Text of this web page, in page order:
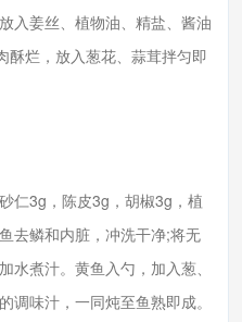
入姜丝、植物油、精盐、酱油
酥烂，放入葱花、蒜茸拌匀即
3g，陈皮3g，胡椒3g，植
去鳞和内脏，冲洗干净;将无
水煮汁。黄鱼入勺，加入葱、
调味汁，一同炖至鱼熟即成。